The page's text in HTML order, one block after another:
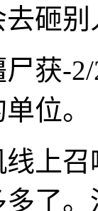
砸别
获-
位。
上
了